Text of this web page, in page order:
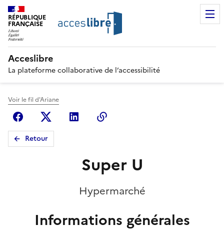
RÉPUBLIQUE
FRANÇAISE
Acceslibre
La plateforme collaborative de l’accessibilité
Voir le fil d'Ariane
FacebookX (anciennement Twitter)
Linkedin
Retour
Super U
Hypermarché
Informations générales